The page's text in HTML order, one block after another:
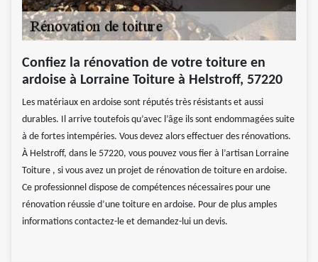
Confiez la rénovation de votre toiture en
ardoise à Lorraine Toiture à Helstroff, 57220
Les matériaux en ardoise sont réputés très résistants et aussi
durables. Il arrive toutefois qu’avec l’âge ils sont endommagées suite
à de fortes intempéries. Vous devez alors effectuer des rénovations.
À Helstroff, dans le 57220, vous pouvez vous fier à l’artisan Lorraine
Toiture , si vous avez un projet de rénovation de toiture en ardoise.
Ce professionnel dispose de compétences nécessaires pour une
rénovation réussie d’une toiture en ardoise. Pour de plus amples
informations contactez-le et demandez-lui un devis.